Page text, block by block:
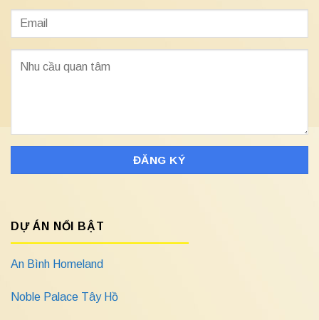
DỰ ÁN NỔI BẬT
An Bình Homeland
Noble Palace Tây Hồ